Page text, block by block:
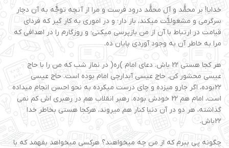
خدایا! بر محمََّّد و آل محمََّّد درود فرست و مرا از آنچه توجََّّه به آن دچار
سرگرمی و مشغولیََّّت میکند، باز دار؛ و در اموری به کار گیر که فردای
قیامت در ارتباط با آن از من بازپرسی میکنی؛ و روزگارم را در اهدافی که
مرا به خاطر آن به وجود آوردی پایان ده.
هر کجا هستی 2۲ باش. دعای امام )ره( در نماز شب که من را با حاج
عیسی محشور کن. حاج عیسی آبدارچی امام بوده است. حاج عیسی
2۲بوده، اگر جارو میزده و چای درست میکرده به نحو احسن انجام میداده
است، امام هم 2۲ خودش بوده. رهبر انقلاب هم در رهبری اش کم نمی
گذاشته، هر دو در آن دنیا کنار هم میروند، هرکجا هستی بخاطر خدا
2۲باش.
چگونه پی ببرم که از من چه میخواهند؟ هرکسی میخواهد بفهمد که با